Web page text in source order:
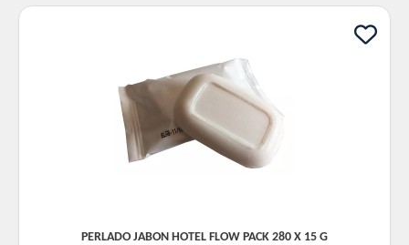
PERLADO JABON HOTEL FLOW PACK 280 X 15 G